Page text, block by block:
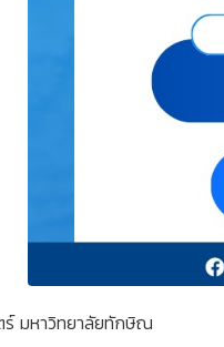
มหาวิทยาลัยทักษิณ